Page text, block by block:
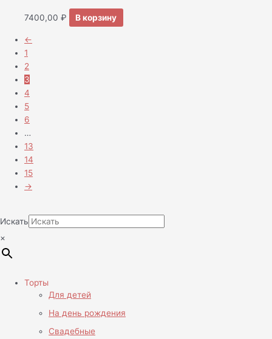
7400,00 ₽ В корзину
←
1
2
3
4
5
6
…
13
14
15
→
Искать
×
Торты
Для детей
На день рождения
Свадебные